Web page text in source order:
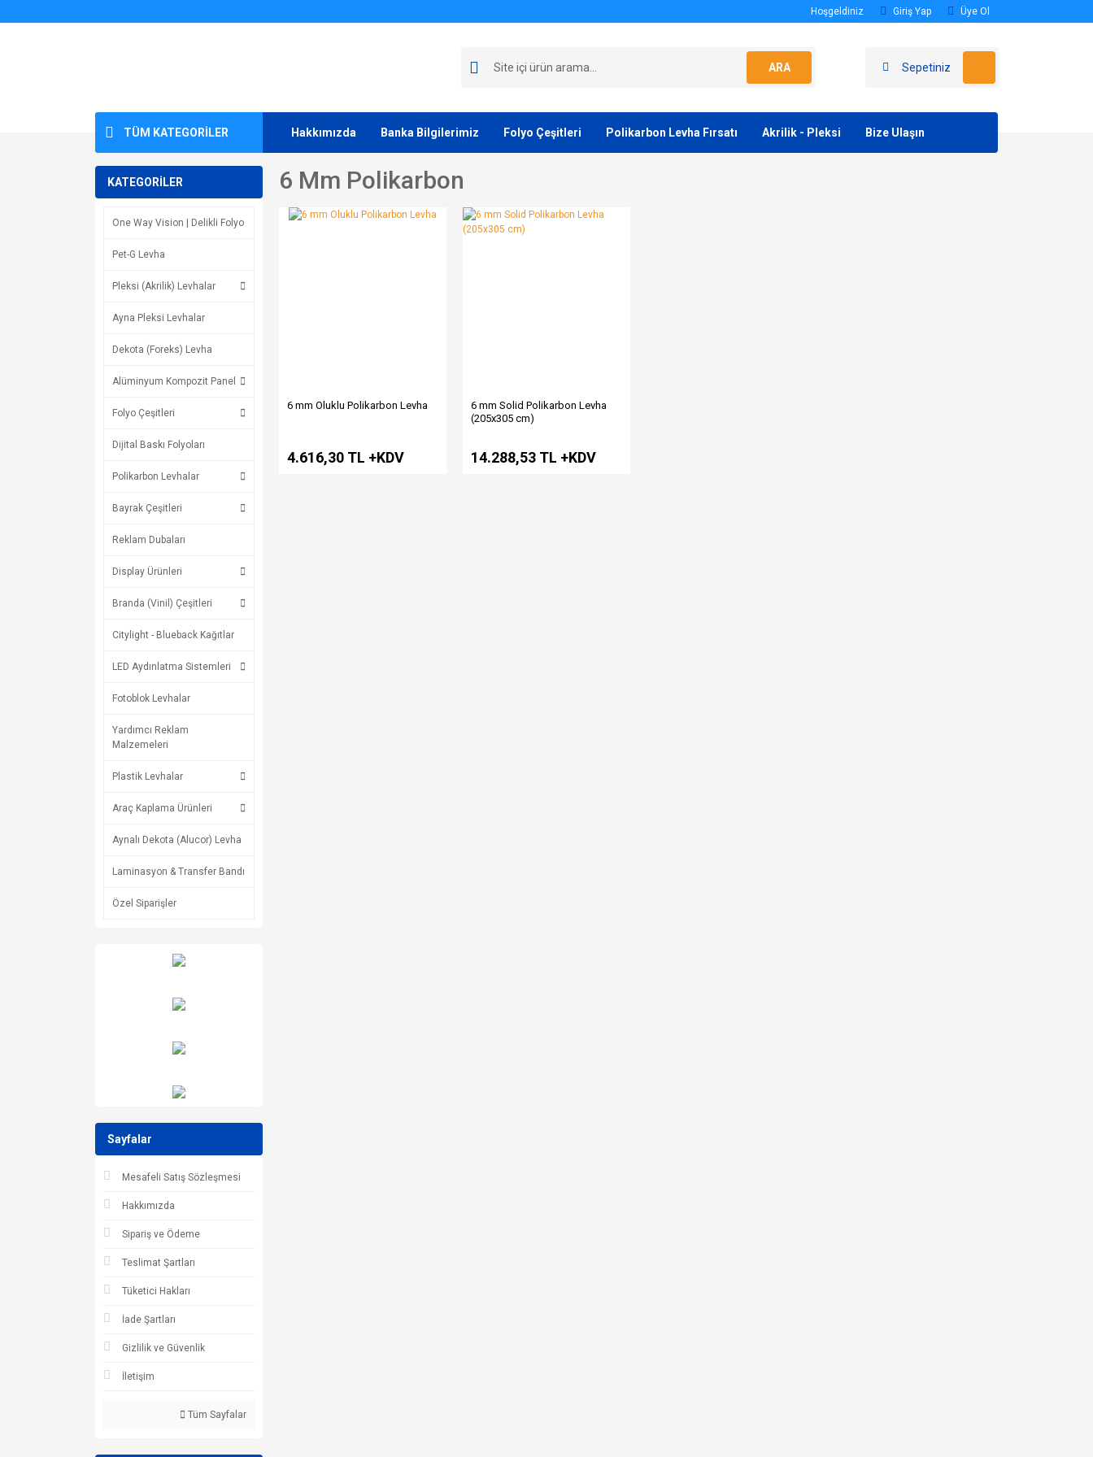
Hoşgeldiniz Giriş Yap Üye Ol
ARA Sepetiniz
TÜM KATEGORİLER Hakkımızda Banka Bilgilerimiz Folyo Çeşitleri Polikarbon Levha Fırsatı Akrilik - Pleksi Bize Ulaşın
KATEGORİLER
One Way Vision | Delikli Folyo
Pet-G Levha
Pleksi (Akrilik) Levhalar
Ayna Pleksi Levhalar
Dekota (Foreks) Levha
Alüminyum Kompozit Panel
Folyo Çeşitleri
Dijital Baskı Folyoları
Polikarbon Levhalar
Bayrak Çeşitleri
Reklam Dubaları
Display Ürünleri
Branda (Vinil) Çeşitleri
Citylight - Blueback Kağıtlar
LED Aydınlatma Sistemleri
Fotoblok Levhalar
Yardımcı Reklam
Malzemeleri
Plastik Levhalar
Araç Kaplama Ürünleri
Aynalı Dekota (Alucor) Levha
Laminasyon & Transfer Bandı
Özel Siparişler
Sayfalar
Mesafeli Satış Sözleşmesi
Hakkımızda
Sipariş ve Ödeme
Teslimat Şartları
Tüketici Hakları
İade Şartları
Gizlilik ve Güvenlik
İletişim
Tüm Sayfalar
6 Mm Polikarbon
6 mm Oluklu Polikarbon Levha
4.616,30 TL +KDV
6 mm Solid Polikarbon Levha
(205x305 cm)
14.288,53 TL +KDV